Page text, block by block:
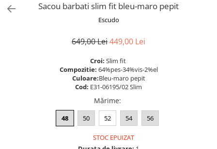
Sacou barbati slim fit bleu-maro pepit
Escudo
649,00 Lei449,00 Lei
Croi: Slim fit
Compozitie: 64%pes-34%vis-2%el
Culoare:Bleu-maro pepit
Cod: E31-06195/02 Slim
Mărime:
48 50 52 54 56
STOC EPUIZAT